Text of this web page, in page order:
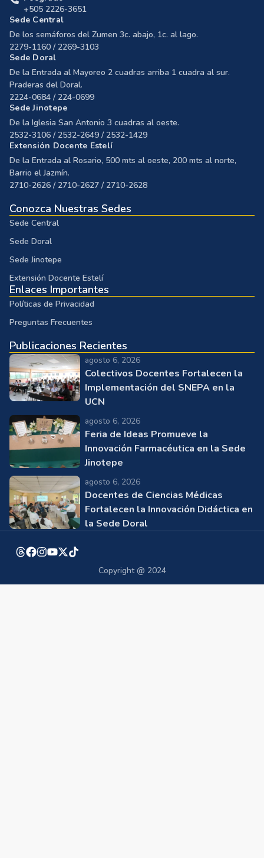
+505 2226-3651
Sede Central
De los semáforos del Zumen 3c. abajo, 1c. al lago.
2279-1160 / 2269-3103
Sede Doral
De la Entrada al Mayoreo 2 cuadras arriba 1 cuadra al sur.
Praderas del Doral.
2224-0684 / 224-0699
Sede Jinotepe
De la Iglesia San Antonio 3 cuadras al oeste.
2532-3106 / 2532-2649 / 2532-1429
Extensión Docente Estelí
De la Entrada al Rosario, 500 mts al oeste, 200 mts al norte,
Barrio el Jazmín.
2710-2626 / 2710-2627 / 2710-2628
Conozca Nuestras Sedes
Sede Central
Sede Doral
Sede Jinotepe
Extensión Docente Estelí
Enlaces Importantes
Políticas de Privacidad
Preguntas Frecuentes
Publicaciones Recientes
agosto 6, 2026
Colectivos Docentes Fortalecen la
Implementación del SNEPA en la
UCN
agosto 6, 2026
Feria de Ideas Promueve la
Innovación Farmacéutica en la Sede
Jinotepe
agosto 6, 2026
Docentes de Ciencias Médicas
Fortalecen la Innovación Didáctica en
la Sede Doral
Copyright @ 2024